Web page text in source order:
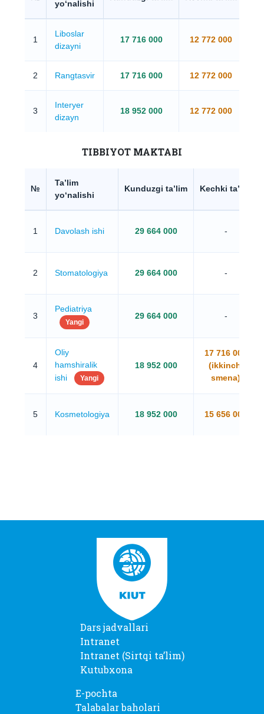
yo‘nalishi
1
Liboslar
dizayni
17 716 000 12 772 000
2 Rangtasvir 17 716 000 12 772 000
3
Interyer
dizayn
18 952 000 12 772 000
TIBBIYOT MAKTABI
№
Ta’lim
yo‘nalishi
Kunduzgi ta’lim Kechki ta’lim
1 Davolash ishi 29 664 000 -
2 Stomatologiya 29 664 000 -
3
Pediatriya
Yangi
29 664 000 -
4
Oliy
hamshiralik
ishi
Yangi
18 952 000
17 716 000
(ikkinchi
smena)
5 Kosmetologiya 18 952 000 15 656 000
Dars jadvallari
Intranet
Intranet (Sirtqi taʼlim)
Kutubxona
E-pochta
Talabalar baholari